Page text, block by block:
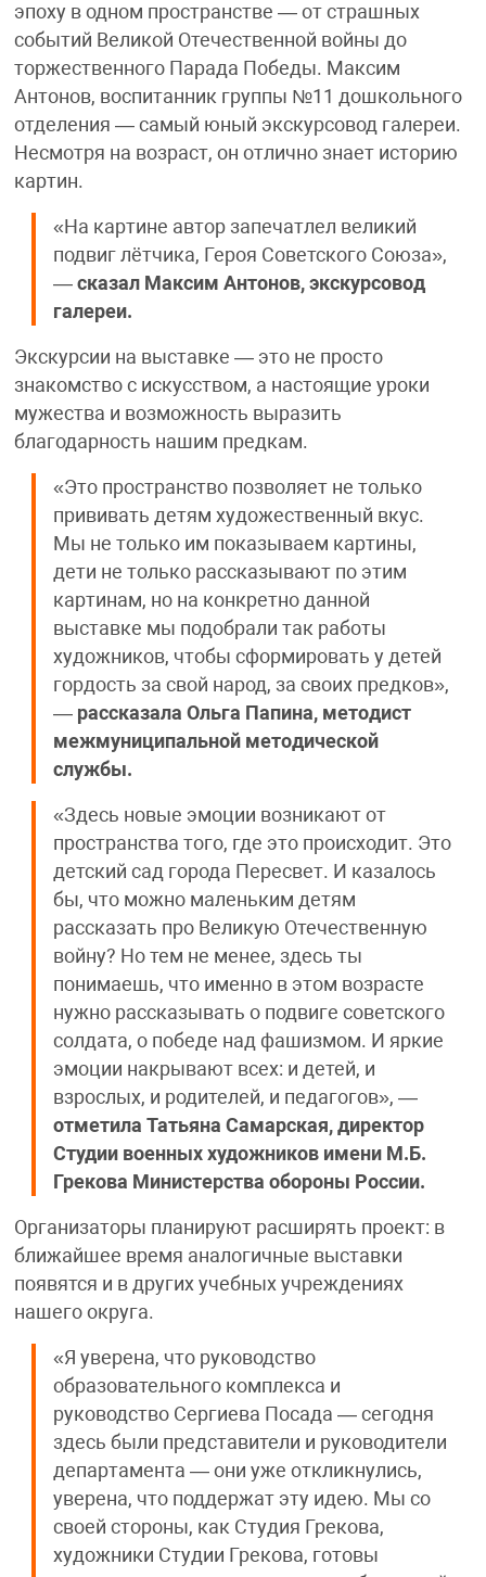
эпоху в одном пространстве — от страшных
событий Великой Отечественной войны до
торжественного Парада Победы. Максим
Антонов, воспитанник группы №11 дошкольного
отделения — самый юный экскурсовод галереи.
Несмотря на возраст, он отлично знает историю
картин.
«На картине автор запечатлел великий
подвиг лётчика, Героя Советского Союза»,
— сказал Максим Антонов, экскурсовод
галереи.
Экскурсии на выставке — это не просто
знакомство с искусством, а настоящие уроки
мужества и возможность выразить
благодарность нашим предкам.
«Это пространство позволяет не только
прививать детям художественный вкус.
Мы не только им показываем картины,
дети не только рассказывают по этим
картинам, но на конкретно данной
выставке мы подобрали так работы
художников, чтобы сформировать у детей
гордость за свой народ, за своих предков»,
—рассказала Ольга Папина, методист
межмуниципальной методической
службы.
«Здесь новые эмоции возникают от
пространства того, где это происходит. Это
детский сад города Пересвет. И казалось
бы, что можно маленьким детям
рассказать про Великую Отечественную
войну? Но тем не менее, здесь ты
понимаешь, что именно в этом возрасте
нужно рассказывать о подвиге советского
солдата, о победе над фашизмом. И яркие
эмоции накрывают всех: и детей, и
взрослых, и родителей, и педагогов», —
отметила Татьяна Самарская, директор
Студии военных художников имени М.Б.
Грекова Министерства обороны России.
Организаторы планируют расширять проект: в
ближайшее время аналогичные выставки
появятся и в других учебных учреждениях
нашего округа.
«Я уверена, что руководство
образовательного комплекса и
руководство Сергиева Посада — сегодня
здесь были представители и руководители
департамента — они уже откликнулись,
уверена, что поддержат эту идею. Мы со
своей стороны, как Студия Грекова,
художники Студии Грекова, готовы